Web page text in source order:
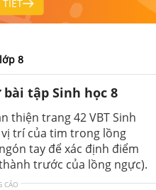
8
tập Sinh học 8
thiện trang 42 VBT Sinh
trí của tim trong lồng
tay để xác định điểm
trước của lồng ngực).
CÁO